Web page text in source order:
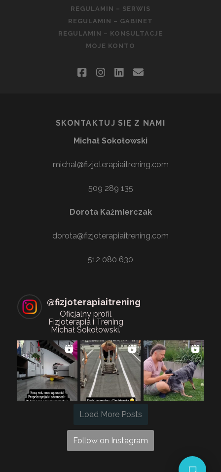
REGULAMIN – SERWIS
REGULAMIN – GABINET
REGULAMIN – KONSULTACJE
MOJE KONTO
facebookinstagram
linkedin
email
SKONTAKTUJ SIĘ Z NAMI
Michał Sokołowski
michal@fizjoterapiaitrening.com
509 289 135
Dorota Kaźmierczak
dorota@fizjoterapiaitrening.com
512 080 630
@fizjoterapiaitrening
Oficjalny profil
Fizjoterapia i Trening
Michał Sokołowski.
Load More Posts
Follow on Instagram